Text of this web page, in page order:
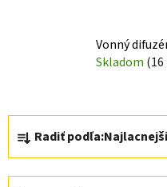
Vonný
Skladom (16
R
a
d
Radiť podľa: